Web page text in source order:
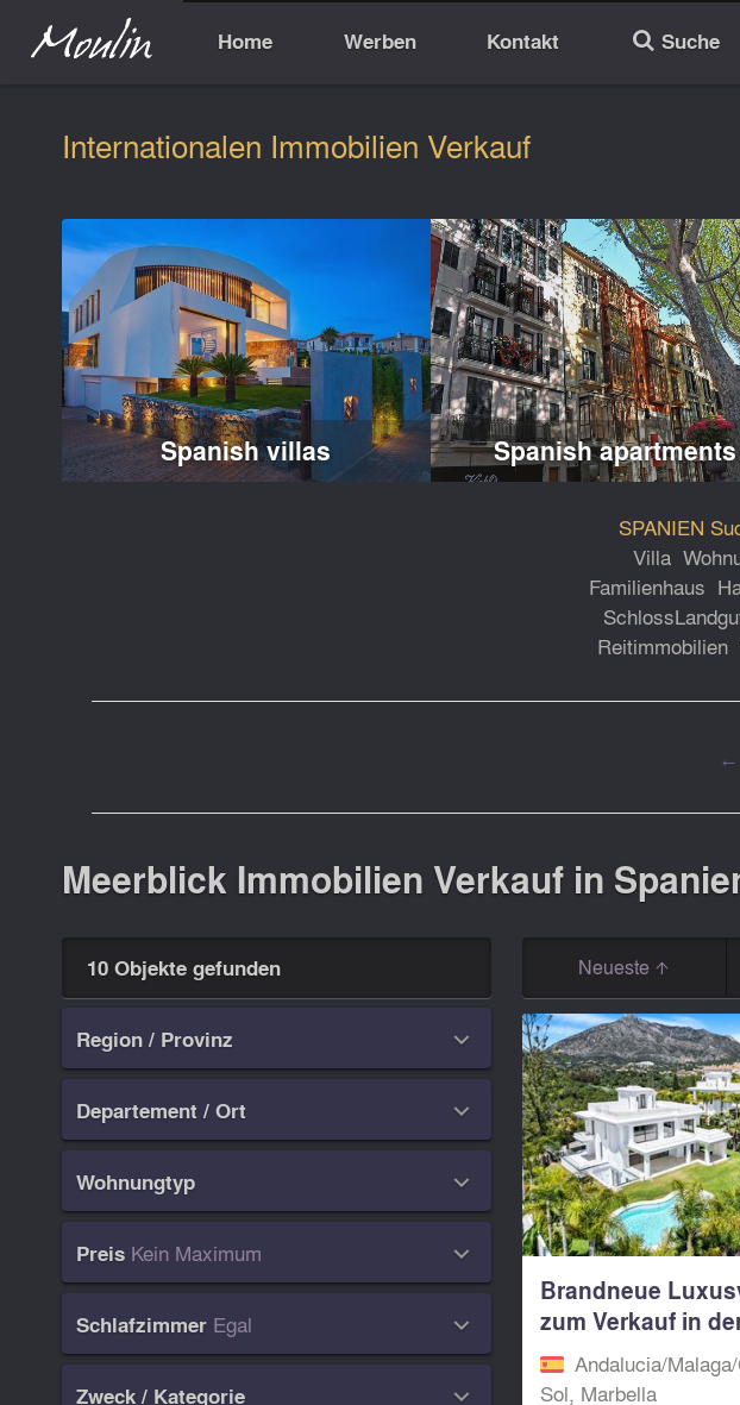
Home Werben Kontakt 🔎 Suche
Internationalen Immobilien Verkauf
Spanish villas Spanish apartments
SPANIEN
Villa
Familienhaus
Schloss
Reitimmobilien
←
Meerblick Immobilien Verkauf in
10 Objekte gefunden
Region / Provinz 
Departement / Ort 
Wohnungtyp 
Preis Kein Maximum 
Schlafzimmer Egal 
Zweck / Kategorie 
Neueste
Brandneue
zum Verkauf in
Goldenen...
Andalucia/
Sol, Marbella